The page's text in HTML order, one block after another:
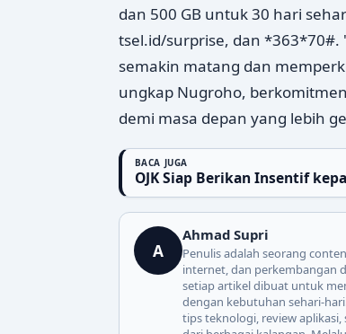
dan 500 GB untuk 30 hari
tsel.id/surprise, dan *363*70#.
semakin matang dan
ungkap Nugroho,
demi masa depan yang lebih
BACA JUGA
OJK Siap Berikan Insentif
A
Ahmad Supri
Penulis adalah seorang
internet, dan perkembangan
setiap artikel dibuat untuk
dengan kebutuhan sehari-
tips teknologi, review